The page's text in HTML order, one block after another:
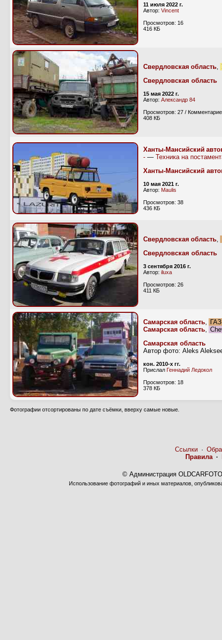
11 июля 2022 г.
Автор: Vincent
Просмотров: 16
416 КБ
Свердловская область,
Свердловская область
15 мая 2022 г.
Автор: Александр 84
Просмотров: 27 /
408 КБ
Ханты-Мансийский
- — Техника на
Ханты-Мансийский
10 мая 2021 г.
Автор: Maulis
Просмотров: 38
436 КБ
Свердловская область,
Свердловская область
3 сентября 2016 г.
Автор: iluxa
Просмотров: 26
411 КБ
Самарская область,
Самарская область,
Самарская область
Автор фото: Aleks
кон. 2010-х гг.
Прислал Геннадий Ледокол
Просмотров: 18
378 КБ
Фотографии отсортированы по дате съёмки, вверху самые новые.
Ссылки·
Правила·
© Администрация
Использование фотографий и иных материалов,